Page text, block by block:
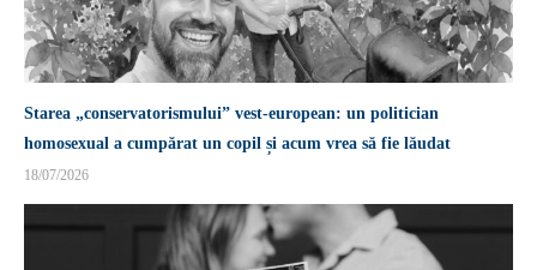
Starea „conservatorismului” vest-european: un politician
homosexual a cumpărat un copil și acum vrea să fie lăudat
18/07/2026